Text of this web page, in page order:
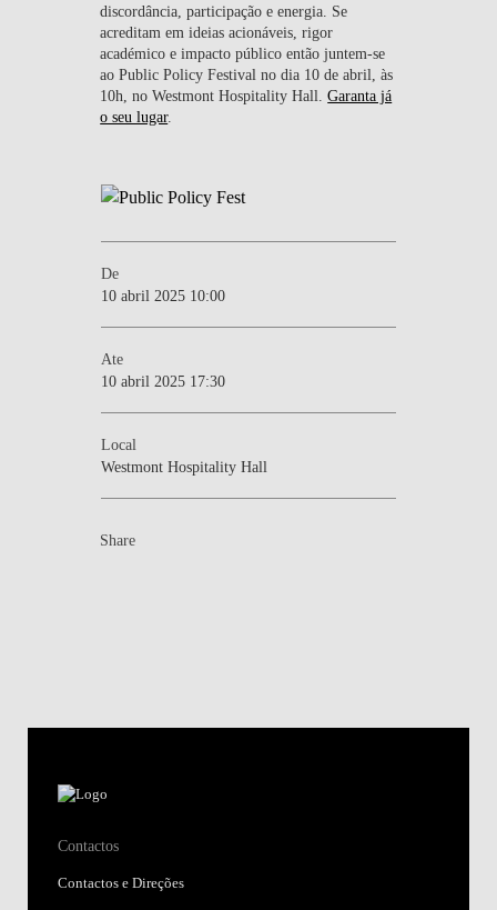
discordância, participação e energia. Se
acreditam em ideias acionáveis, rigor
académico e impacto público então juntem-se
ao Public Policy Festival no dia 10 de abril, às
10h, no Westmont Hospitality Hall.Garanta já
o seu lugar.
De
10 abril 2025 10:00
Ate
10 abril 2025 17:30
Local
Westmont Hospitality Hall
Share
Contactos
Contactos e Direções